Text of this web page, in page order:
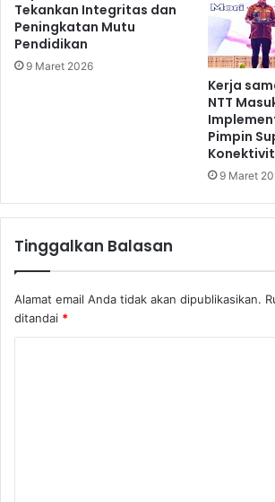
Tekankan Integritas dan
Peningkatan Mutu
Pendidikan
9 Maret 2026
Kerja
NTT
Pimpin
9 Maret
Tinggalkan Balasan
Alamat email Anda tidak akan dipublikasikan.
ditandai *